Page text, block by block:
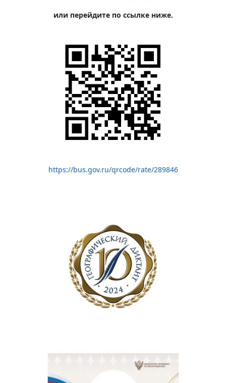
или перейдите по ссылке ниже.
https://bus.gov.ru/qrcode/rate/289846